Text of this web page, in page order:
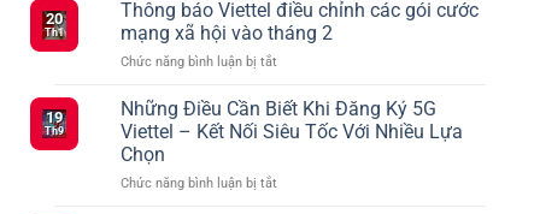
20
Th1
Thông báo Viettel điều chỉnh các gói cước
mạng xã hội vào tháng 2
Chức năng bình luận bị tắt
báo
Viettel
điều
các
19
Th9
Những Điều Cần Biết Khi Đăng Ký 5G
Viettel – Kết Nối Siêu Tốc Với Nhiều Lựa
Chọn
Chức năng bình luận bị tắt